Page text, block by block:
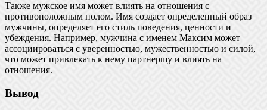
Также мужское имя может влиять на отношения с
противоположным полом. Имя создает определенный образ
мужчины, определяет его стиль поведения, ценности и
убеждения. Например, мужчина с именем Максим может
ассоциироваться с уверенностью, мужественностью и силой,
что может привлекать к нему партнершу и влиять на
отношения.
Вывод